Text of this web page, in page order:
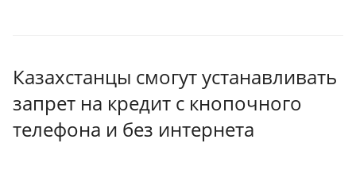
Казахстанцы смогут устанавливать
запрет на кредит с кнопочного
телефона и без интернета